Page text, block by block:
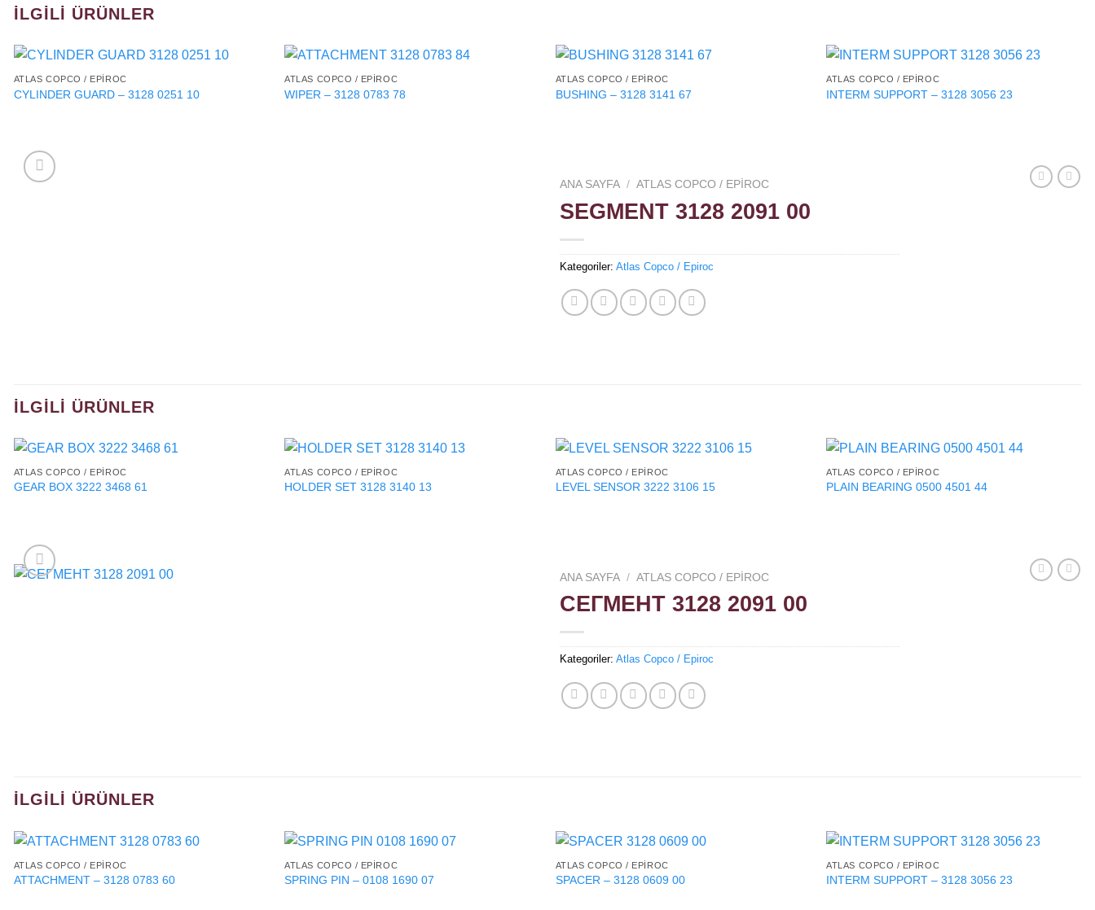
İLGILI ÜRÜNLER
ATLAS COPCO / EPIROC
CYLINDER GUARD – 3128 0251 10
ATLAS COPCO / EPIROC
WIPER – 3128 0783 78
ATLAS COPCO / EPIROC
BUSHING – 3128 3141 67
ATLAS COPCO / EPIROC
INTERM SUPPORT – 3128 3056 23
ANA SAYFA / ATLAS COPCO / EPIROC
SEGMENT 3128 2091 00
Kategoriler: Atlas Copco / Epiroc
İLGILI ÜRÜNLER
ATLAS COPCO / EPIROC
GEAR BOX 3222 3468 61
ATLAS COPCO / EPIROC
HOLDER SET 3128 3140 13
ATLAS COPCO / EPIROC
LEVEL SENSOR 3222 3106 15
ATLAS COPCO / EPIROC
PLAIN BEARING 0500 4501 44
ANA SAYFA / ATLAS COPCO / EPIROC
СЕГМЕНТ 3128 2091 00
Kategoriler: Atlas Copco / Epiroc
İLGILI ÜRÜNLER
ATLAS COPCO / EPIROC
ATTACHMENT – 3128 0783 60
ATLAS COPCO / EPIROC
SPRING PIN – 0108 1690 07
ATLAS COPCO / EPIROC
SPACER – 3128 0609 00
ATLAS COPCO / EPIROC
INTERM SUPPORT – 3128 3056 23